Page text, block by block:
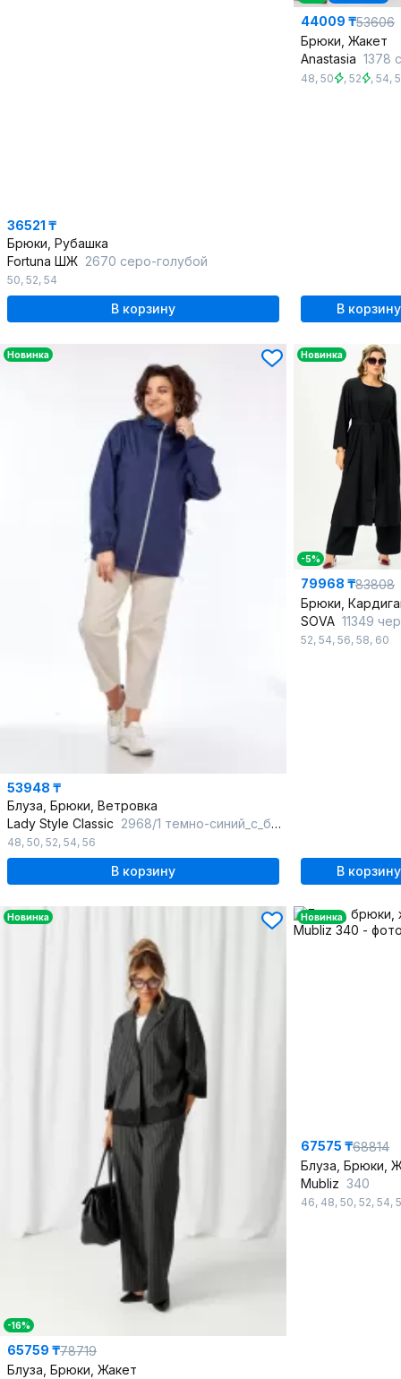
36521 ₸
Брюки, Рубашка
Fortuna ШЖ 2670 серо-голубой
50, 52, 54
В корзину
44009 ₸53606
Брюки, Жакет
Anastasia 1378
48, 50 , 52 , 54,
В корзину
Новинка
53948 ₸
Блуза, Брюки, Ветровка
Lady Style Classic 2968/1 темно-синий_с_бежевым
48, 50, 52, 54, 56
В корзину
Новинка
-5%
79968 ₸83808
Брюки,
SOVA 11349
52, 54, 56, 58, 60
В корзину
Новинка
-16%
65759 ₸78719
Блуза, Брюки, Жакет
Новинка
67575 ₸68814
Блуза, Брюки,
Mubliz 340
46, 48, 50, 52, 54,